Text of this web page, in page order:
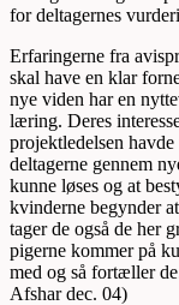
for deltagernes
Erfaringerne fra
skal have en klar
nye viden har en
læring. Deres
projektledelsen
deltagerne gennem
kunne løses og at
kvinderne begynder
tager de også de her
pigerne kommer på
med og så fortæller
Afshar dec. 04)